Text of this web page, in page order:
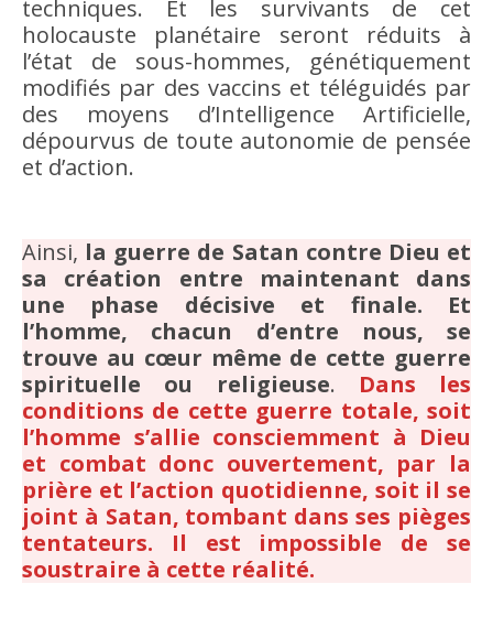
techniques. Et les survivants de cet
holocauste planétaire seront réduits à
l’état de sous-hommes, génétiquement
modifiés par des vaccins et téléguidés par
des moyens d’Intelligence Artificielle,
dépourvus de toute autonomie de pensée
et d’action.
Ainsi, la guerre de Satan contre Dieu et
sa création entre maintenant dans
une phase décisive et finale. Et
l’homme, chacun d’entre nous, se
trouve au cœur même de cette guerre
spirituelle ou religieuse. Dans les
conditions de cette guerre totale, soit
l’homme s’allie consciemment à Dieu
et combat donc ouvertement, par la
prière et l’action quotidienne, soit il se
joint à Satan, tombant dans ses pièges
tentateurs. Il est impossible de se
soustraire à cette réalité.